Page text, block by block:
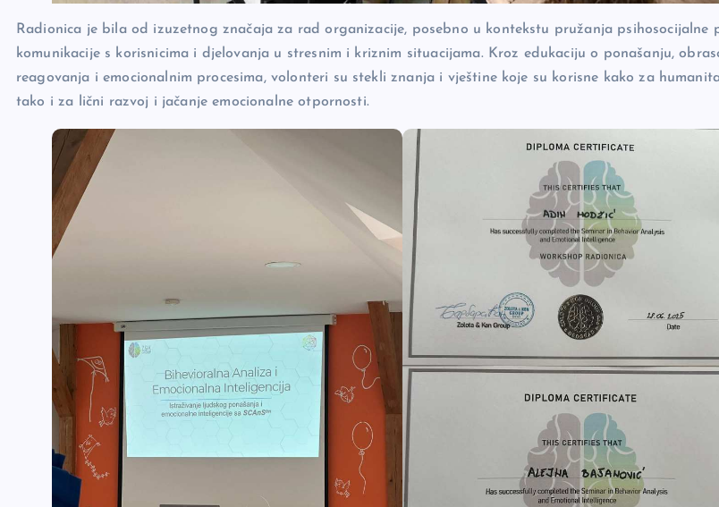
Radionica je bila od izuzetnog značaja za rad organizacije, posebno u kontekstu pružanja psihosocijalne
komunikacije s korisnicima i djelovanja u stresnim i kriznim situacijama. Kroz edukaciju o ponašanju,
reagovanja i emocionalnim procesima, volonteri su stekli znanja i vještine koje su korisne kako za
tako i za lični razvoj i jačanje emocionalne otpornosti.